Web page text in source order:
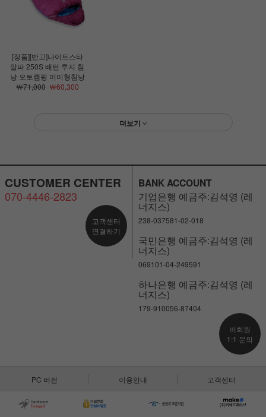
[정품][반고]나이트스타
알파 250S 배턴 루지 침
낭 오토캠핑 머미형침낭
￦71,000￦60,300
더보기
CUSTOMER CENTER
070-4446-2823
고객센터
연결하기
BANK ACCOUNT
기업은행 예금주:김석영 (레
너지스)
238-037581-02-018
국민은행 예금주:김석영 (레
너지스)
069101-04-249591
하나은행 예금주:김석영 (레
너지스)
179-910056-87404
비회원
1:1 문의
PC 버전 이용안내 고객센터